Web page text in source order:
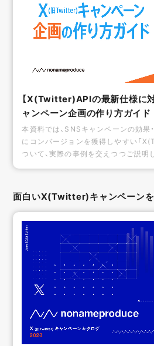
【X(Twitter)APIの最新仕様に
ャンペーン企画の作り方ガイド
本資料では、SNSキャンペーンの効果
にコンバージョンを獲得しやすい「
ついて、実際の事例を交えつつご説明
面白いX(Twitter)キャンペーン